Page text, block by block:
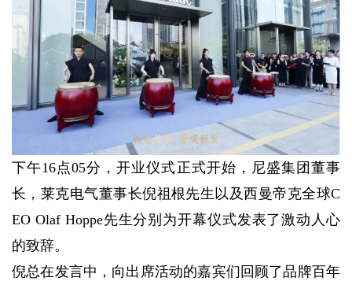
下午16点05分，开业仪式正式开始，尼盛集团董事
长，莱克电气董事长倪祖根先生以及西曼帝克全球C
EO Olaf Hoppe先生分别为开幕仪式发表了激动人心
的致辞。
倪总在发言中，向出席活动的嘉宾们回顾了品牌百年